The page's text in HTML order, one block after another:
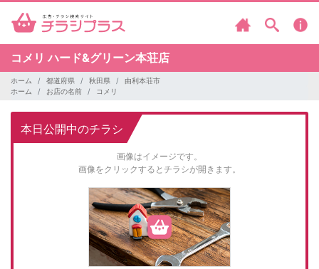
コメリハード&グリーン本荘店
ホーム 都道府県 秋田県
由利本荘市
ホーム
お店の名前 コメリ
本日公開中のチラシ
画像はイメージです。
画像をクリックするとチラシが開きます。